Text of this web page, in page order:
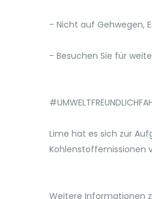
- Nicht auf Gehwegen,
- Besuchen Sie für
Lime hat es sich zur
Kohlenstoffemissionen
Weitere Informationen